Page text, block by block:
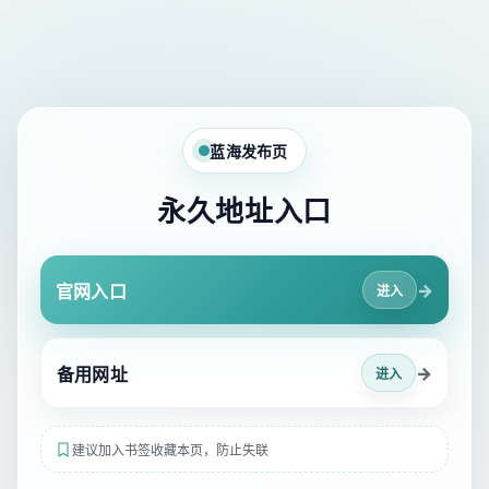
蓝海发布页
永久地址入口
官网入口 进入 →
备用网址 进入 →
建议加入书签收藏本页，防止失联